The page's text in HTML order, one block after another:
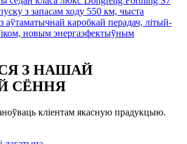
З НАШАЙ
СЁННЯ
кліентам якасную прадукцыю.